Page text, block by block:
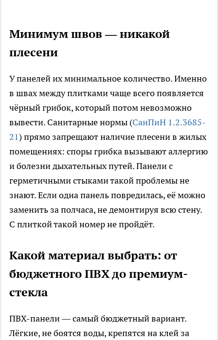
Минимум швов — никакой
плесени
У панелей их минимальное количество. Именно
в швах между плитками чаще всего появляется
чёрный грибок, который потом невозможно
вывести. Санитарные нормы (СанПиН 1.2.3685-
21) прямо запрещают наличие плесени в жилых
помещениях: споры грибка вызывают аллергию
и болезни дыхательных путей. Панели с
герметичными стыками такой проблемы не
знают. Если одна панель повредилась, её можно
заменить за полчаса, не демонтируя всю стену.
С плиткой такой номер не пройдёт.
Какой материал выбрать: от
бюджетного ПВХ до премиум-
стекла
ПВХ-панели — самый бюджетный вариант.
Лёгкие, не боятся воды, крепятся на клей за